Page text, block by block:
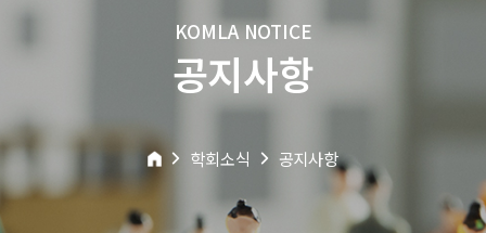
KOMLA NOTICE
공지사항
학회소식 공지사항